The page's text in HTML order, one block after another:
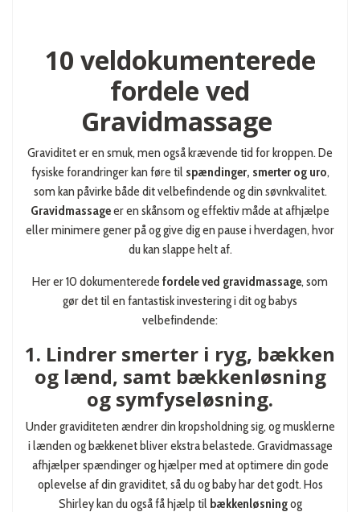
10 veldokumenterede
fordele ved
Gravidmassage
Graviditet er en smuk, men også krævende tid for kroppen. De
fysiske forandringer kan føre til spændinger, smerter og uro,
som kan påvirke både dit velbefindende og din søvnkvalitet.
Gravidmassageer en skånsom og effektiv måde at afhjælpe
eller minimere gener på og give dig en pause i hverdagen, hvor
du kan slappe helt af.
Her er 10 dokumenterede fordele ved gravidmassage, som
gør det til en fantastisk investering i dit og babys
velbefindende:
1. Lindrer smerter i ryg, bækken
og lænd, samt bækkenløsning
og symfyseløsning.
Under graviditeten ændrer din kropsholdning sig, og musklerne
i lænden og bækkenet bliver ekstra belastede. Gravidmassage
afhjælper spændinger og hjælper med at optimere din gode
oplevelse af din graviditet, så du og baby har det godt. Hos
Shirley kan du også få hjælp til bækkenløsningog